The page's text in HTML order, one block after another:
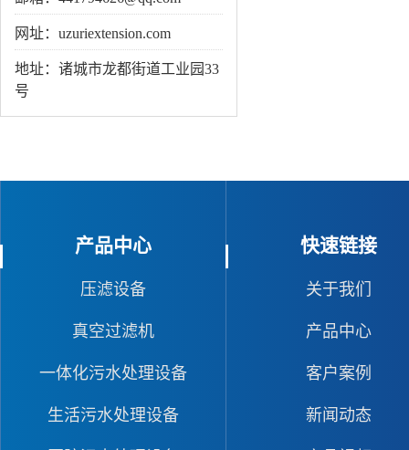
网址：uzuriextension.com
地址：诸城市龙都街道工业园33
号
产品中心
压滤设备
真空过滤机
一体化污水处理设备
生活污水处理设备
快速链接
关于我们
产品中心
客户案例
新闻动态